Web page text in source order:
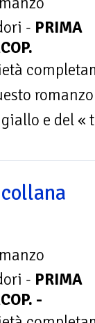
- PRIMA
e del «
- PRIMA
-